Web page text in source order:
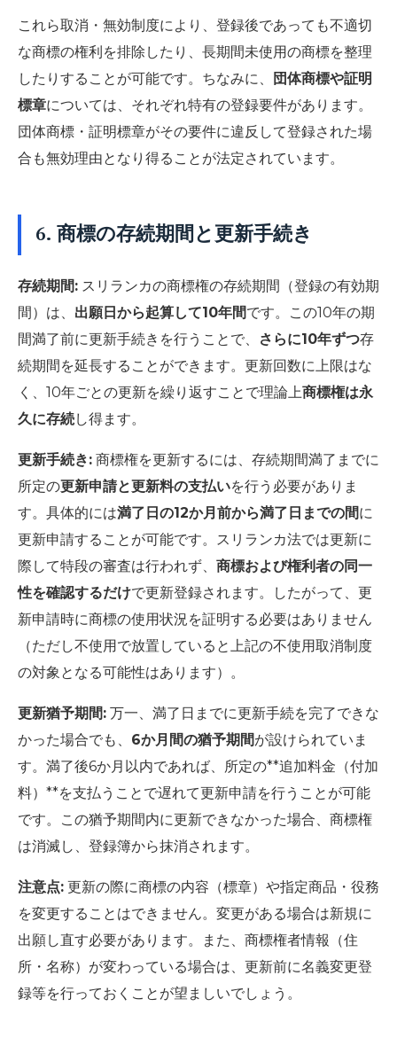
これら取消・無効制度により、登録後であっても不適切
な商標の権利を排除したり、長期間未使用の商標を整理
したりすることが可能です。ちなみに、
団体商標や証明
標章については、それぞれ特有の登録要件があります。
団体商標・証明標章がその要件に違反して登録された場
合も無効理由となり得ることが法定されています。
6. 商標の存続期間と更新手続き
存続期間: スリランカの商標権の存続期間（登録の有効期
間）は、 出願日から起算して10年間です。この10年の期
間満了前に更新手続きを行うことで、
さらに10年ずつ存
続期間を延長することができます。更新回数に上限はな
く、10年ごとの更新を繰り返すことで理論上商標権は永
久に存続し得ます。
更新手続き: 商標権を更新するには、存続期間満了までに
所定の更新申請と更新料の支払いを行う必要がありま
す。具体的には満了日の12か月前から満了日までの間に
更新申請することが可能です。スリランカ法では更新に
際して特段の審査は行われず、 商標および権利者の同一
性を確認するだけで更新登録されます。したがって、更
新申請時に商標の使用状況を証明する必要はありません
（ただし不使用で放置していると上記の不使用取消制度
の対象となる可能性はあります）。
更新猶予期間: 万一、満了日までに更新手続を完了できな
かった場合でも、 6か月間の猶予期間が設けられていま
す。満了後6か月以内であれば、所定の**追加料金（付加
料）**を支払うことで遅れて更新申請を行うことが可能
です。この猶予期間内に更新できなかった場合、商標権
は消滅し、登録簿から抹消されます。
注意点: 更新の際に商標の内容（標章）や指定商品・役務
を変更することはできません。変更がある場合は新規に
出願し直す必要があります。また、商標権者情報（住
所・名称）が変わっている場合は、更新前に名義変更登
録等を行っておくことが望ましいでしょう。